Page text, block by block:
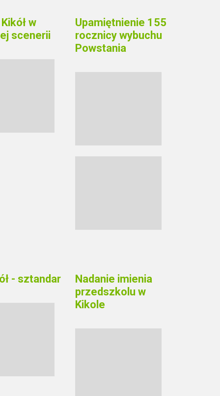
w
scenerii
Upamiętnienie 155
rocznicy wybuchu
Powstania
- sztandar
Nadanie imienia
przedszkolu w
Kikole